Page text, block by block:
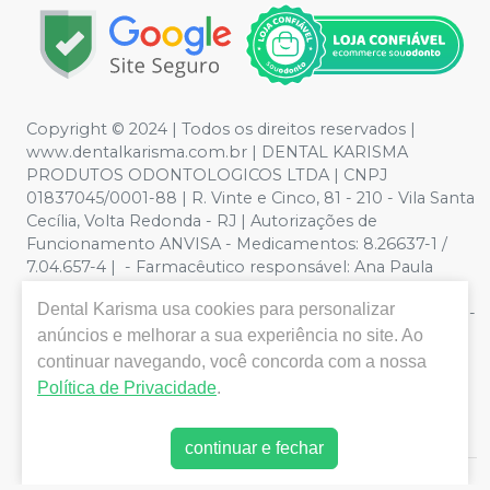
Copyright © 2024 | Todos os direitos reservados |
www.dentalkarisma.com.br | DENTAL KARISMA
PRODUTOS ODONTOLOGICOS LTDA | CNPJ
01837045/0001-88 | R. Vinte e Cinco, 81 - 210 - Vila Santa
Cecília, Volta Redonda - RJ | Autorizações de
Funcionamento ANVISA - Medicamentos: 8.26637-1 /
7.04.657-4 | - Farmacêutico responsável: Ana Paula
Privacidade e Segurança - Fotos meramente ilustrativas -
Os preços e condições da loja virtual estão sujeitos a
alterações. Em caso de divergência de preços no site, o
valor válido é o do Carrinho de Compra. Não vendemos
atender compras de grandes volumes pelo site.
Dental Karisma usa cookies para personalizar
anúncios e melhorar a sua experiência no site. Ao
continuar navegando, você concorda com a nossa
Política de Privacidade.
continuar e fechar